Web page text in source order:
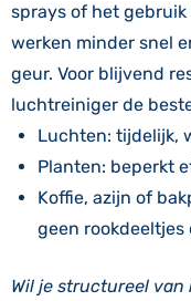
sprays of het
werken minder snel
geur. Voor blijvend
luchtreiniger de
Luchten: tijdelijk,
Planten: beperkt
Koffie, azijn of
geen rookdeeltjes
Wil je structureel van